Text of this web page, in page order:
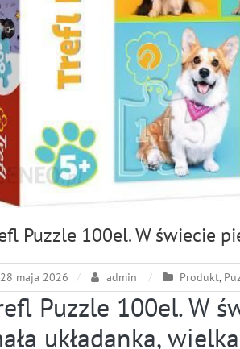
Puzzle 100el. W świecie
28 maja 2026 admin Produkt,
Puzzle 100el. W
układanka,